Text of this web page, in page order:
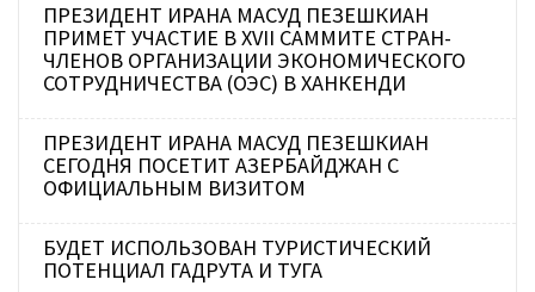
ПРЕЗИДЕНТ ИРАНА МАСУД ПЕЗЕШКИАН
ПРИМЕТ УЧАСТИЕ В XVII САММИТЕ СТРАН-
ЧЛЕНОВ ОРГАНИЗАЦИИ ЭКОНОМИЧЕСКОГО
СОТРУДНИЧЕСТВА (ОЭС) В ХАНКЕНДИ
ПРЕЗИДЕНТ ИРАНА МАСУД ПЕЗЕШКИАН
СЕГОДНЯ ПОСЕТИТ АЗЕРБАЙДЖАН С
ОФИЦИАЛЬНЫМ ВИЗИТОМ
БУДЕТ ИСПОЛЬЗОВАН ТУРИСТИЧЕСКИЙ
ПОТЕНЦИАЛ ГАДРУТА И ТУГА